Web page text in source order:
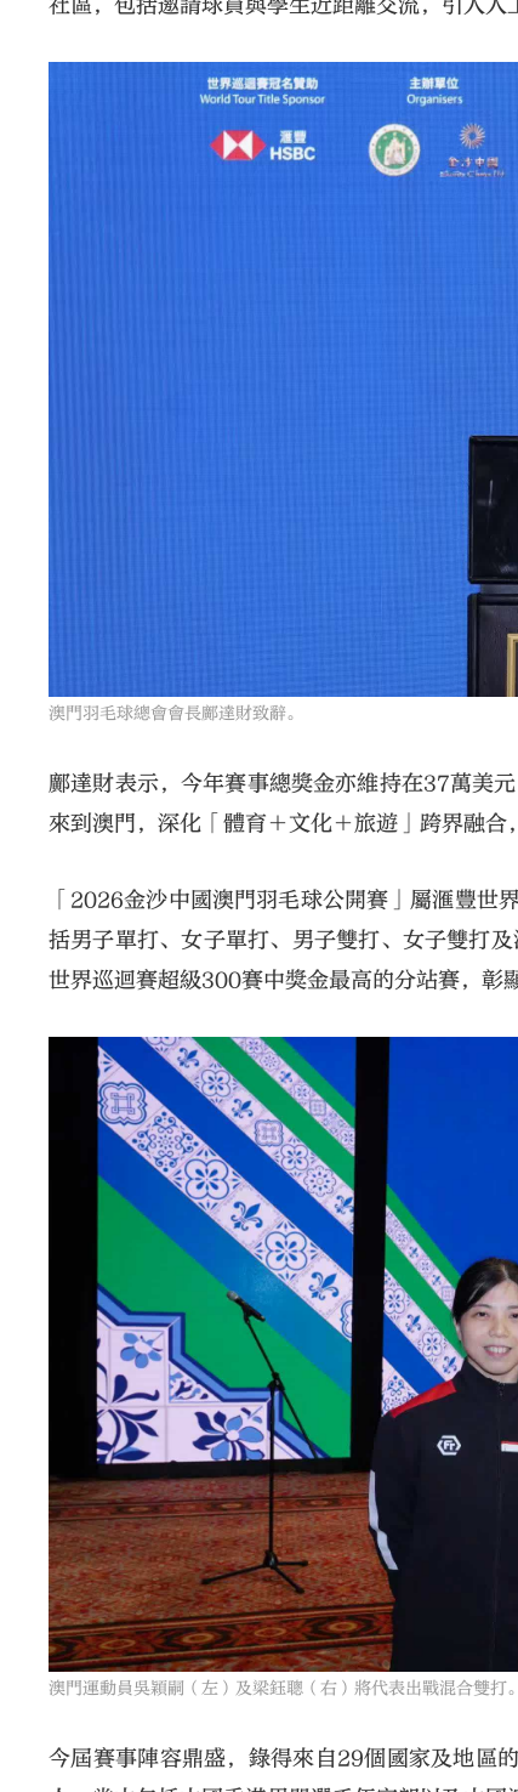
社區，包括邀請球員與學生近距離交流，引人人
澳門羽毛球總會會長鄺達財致辭。
鄺達財表示，今年賽事總獎金亦維持在37萬美
來到澳門，深化「體育＋文化＋旅遊」跨界融合
「2026金沙中國澳門羽毛球公開賽」屬滙豐
括男子單打、女子單打、男子雙打、女子雙打
世界巡迴賽超級300賽中獎金最高的分站賽，彰
澳門運動員吳穎嗣（左）及梁鈺聰（右）將代表出戰混合雙打。
今屆賽事陣容鼎盛，錄得來自29個國家及地區